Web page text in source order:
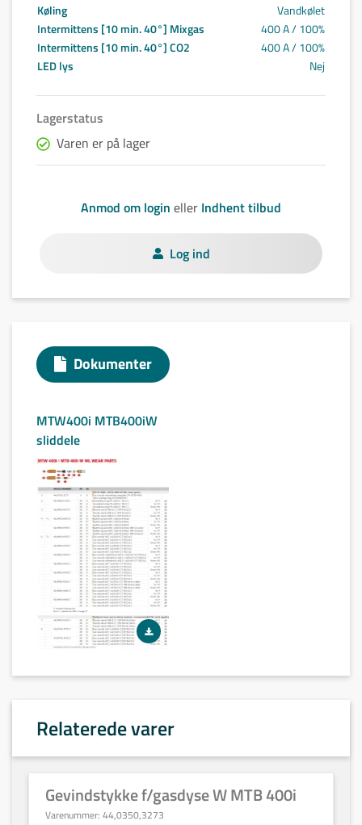
Køling
Vandkølet
Intermittens [10 min. 40°] Mixgas
400 A / 100%
Intermittens [10 min. 40°] CO2
400 A / 100%
LED lys
Nej
Lagerstatus
Varen er på lager
Anmod om login eller Indhent tilbud
Log ind
Dokumenter
MTW400i MTB400iW
sliddele
Relaterede varer
Gevindstykke f/gasdyse W MTB 400i
Varenummer: 44,0350,3273